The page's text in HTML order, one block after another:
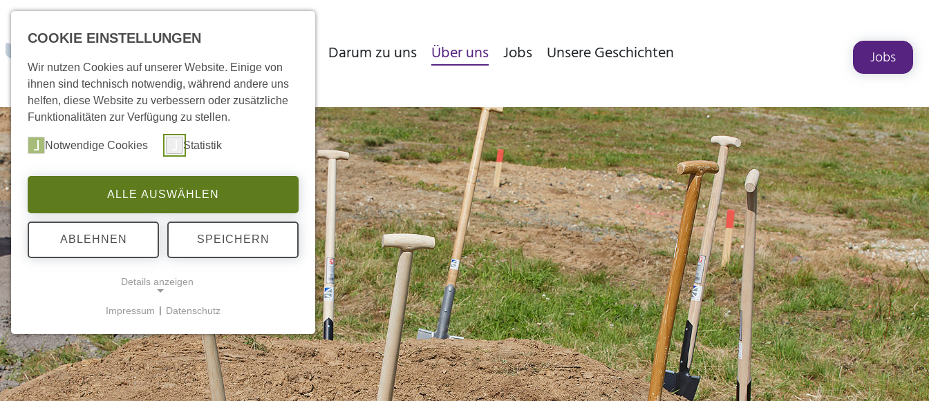
Jobs
Darum zu uns Über uns Jobs Unsere Geschichten
COOKIE EINSTELLUNGEN
Wir nutzen Cookies auf unserer Website. Einige von
ihnen sind technisch notwendig, während andere uns
helfen, diese Website zu verbessern oder zusätzliche
Funktionalitäten zur Verfügung zu stellen.
Notwendige Cookies Statistik
ALLE AUSWÄHLEN
ABLEHNEN SPEICHERN
Details anzeigen
Notwendige Cookies ermöglichen grundlegende
Funktionen und sind für die einwandfreie Funktion
der Website erforderlich.
Impressum | Datenschutz